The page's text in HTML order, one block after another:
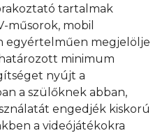
tartalmak
műsorok, mobil
egyértelműen megjelölje
minimum
nyújt a
a szülőknek abban,
engedjék kiskorú
a videójátékokra